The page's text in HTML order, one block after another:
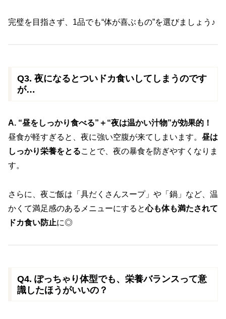
完璧を目指さず、1品でも“体が喜ぶもの”を選びましょう♪
Q3. 夜になるとついドカ食いしてしまうのです
が…
A. “昼をしっかり食べる”＋“夜は温かい汁物”が効果的！
昼食が軽すぎると、夜に強い空腹が来てしまいます。 昼は
しっかり栄養をとることで、夜の暴食を防ぎやすくなりま
す。
さらに、夜ご飯は「具だくさんスープ」や「鍋」など、温
かくて満足感のあるメニューにすると心も体も満たされて
ドカ食い防止に◎
Q4. ぽっちゃり体型でも、栄養バランスって意
識したほうがいいの？